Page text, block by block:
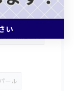
ロンジン
ール
い